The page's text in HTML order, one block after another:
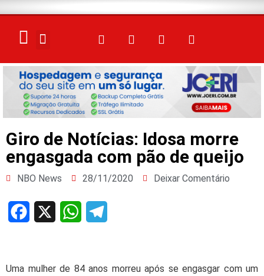
Giro de Notícias: Idosa morre
engasgada com pão de queijo
NBO News 28/11/2020 Deixar Comentário
Facebook WhatsApp
Uma mulher de 84 anos morreu após se engasgar com um